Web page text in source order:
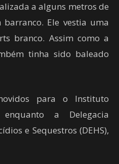
a alguns metros de
Ele vestia uma
branco. Assim como a
tinha sido baleado
para o Instituto
a Delegacia
e Sequestros (DEHS),